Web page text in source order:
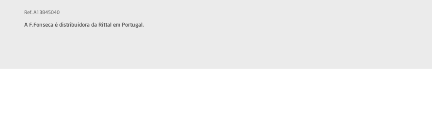
Ref. A13845040
A F.Fonseca é distribuidora da Rittal em Portugal.